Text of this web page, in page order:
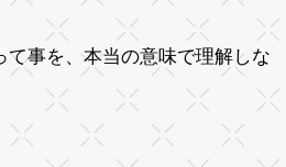
て事を、本当の意味で理解しな